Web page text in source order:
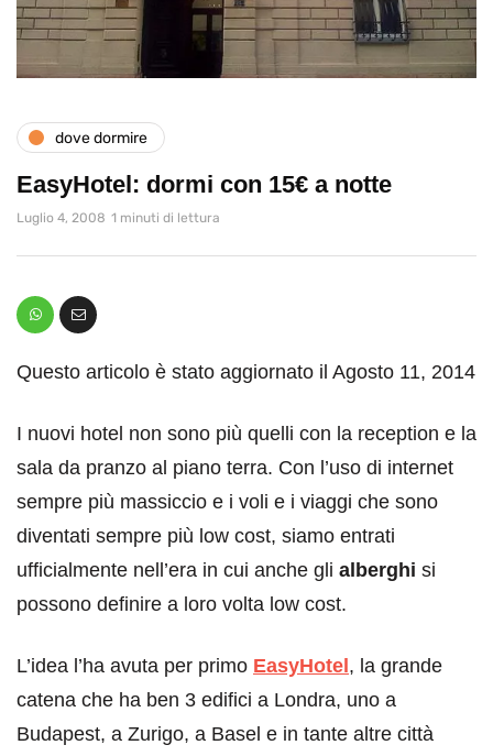
dove dormire
EasyHotel: dormi con 15€ a notte
Luglio 4, 2008 1 minuti di lettura
Questo articolo è stato aggiornato il Agosto 11, 2014
I nuovi hotel non sono più quelli con la reception e la
sala da pranzo al piano terra. Con l’uso di internet
sempre più massiccio e i voli e i viaggi che sono
diventati sempre più low cost, siamo entrati
ufficialmente nell’era in cui anche gli alberghi si
possono definire a loro volta low cost.
L’idea l’ha avuta per primo EasyHotel , la grande
catena che ha ben 3 edifici a Londra, uno a
Budapest, a Zurigo, a Basel e in tante altre città